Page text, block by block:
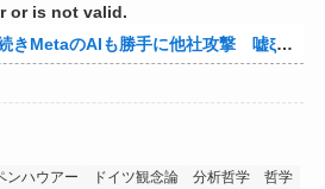
or is not valid.
も勝手に他社攻撃 嘘ξけど何これ流行ってんの？
ンハウアー ドイツ観念論 分析哲学
哲学